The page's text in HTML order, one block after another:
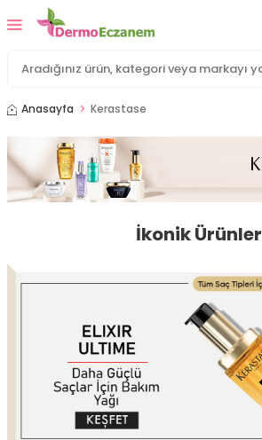
Anasayfa Kerastase
İkonik Ürünler